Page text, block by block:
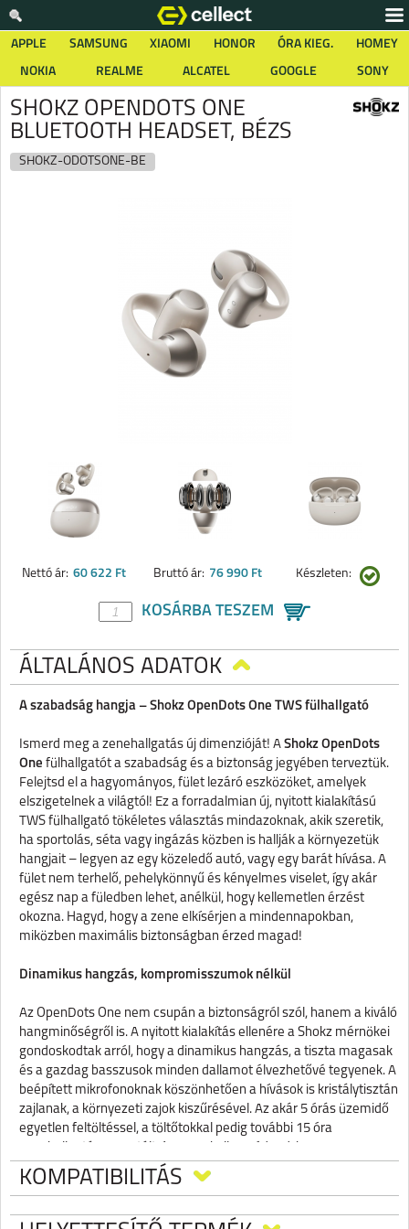
APPLE SAMSUNG XIAOMI HONOR ÓRA KIEG.
HOMEY
NOKIA
REALME ALCATEL GOOGLE SONY
SHOKZ OPENDOTS ONE
BLUETOOTH HEADSET, BÉZS
SHOKZ-ODOTSONE-BE
Nettó ár: 60 622 Ft Bruttó ár: 76 990 Ft Készleten:
KOSÁRBA TESZEM
ÁLTALÁNOS ADATOK
A szabadság hangja – Shokz OpenDots One TWS fülhallgató
Ismerd meg a zenehallgatás új dimenzióját! A Shokz OpenDots
One fülhallgatót a szabadság és a biztonság jegyében terveztük.
Felejtsd el a hagyományos, fület lezáró eszközöket, amelyek
elszigetelnek a világtól! Ez a forradalmian új, nyitott kialakítású
TWS fülhallgató tökéletes választás mindazoknak, akik szeretik,
ha sportolás, séta vagy ingázás közben is hallják a környezetük
hangjait – legyen az egy közeledő autó, vagy egy barát hívása. A
fület nem terhelő, pehelykönnyű és kényelmes viselet, így akár
egész nap a füledben lehet, anélkül, hogy kellemetlen érzést
okozna. Hagyd, hogy a zene elkísérjen a mindennapokban,
miközben maximális biztonságban érzed magad!
Dinamikus hangzás, kompromisszumok nélkül
Az OpenDots One nem csupán a biztonságról szól, hanem a kiváló
hangminőségről is. A nyitott kialakítás ellenére a Shokz mérnökei
gondoskodtak arról, hogy a dinamikus hangzás, a tiszta magasak
és a gazdag basszusok minden dallamot élvezhetővé tegyenek. A
beépített mikrofonoknak köszönhetően a hívások is kristálytisztán
zajlanak, a környezeti zajok kiszűrésével. Az akár 5 órás üzemidő
egyetlen feltöltéssel, a töltőtokkal pedig további 15 óra
legfontosabb pillanatokban lemerül a készülék. Vízállósági
besorolása IP54, így az izzadság vagy a kisebb eső sem jelent
KOMPATIBILITÁS